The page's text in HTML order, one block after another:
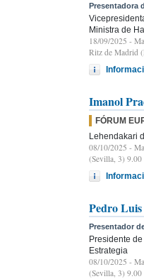
Presentadora
Ministra de
18/09/2025 -
Ritz de Madrid
Imanol
FÓRUM
Lehendakari
08/10/2025 -
(Sevilla, 3) 9.00
Pedro
Presentador
Presidente
Estrategia
08/10/2025 -
(Sevilla, 3) 9.00